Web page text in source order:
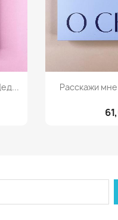

Расскажи